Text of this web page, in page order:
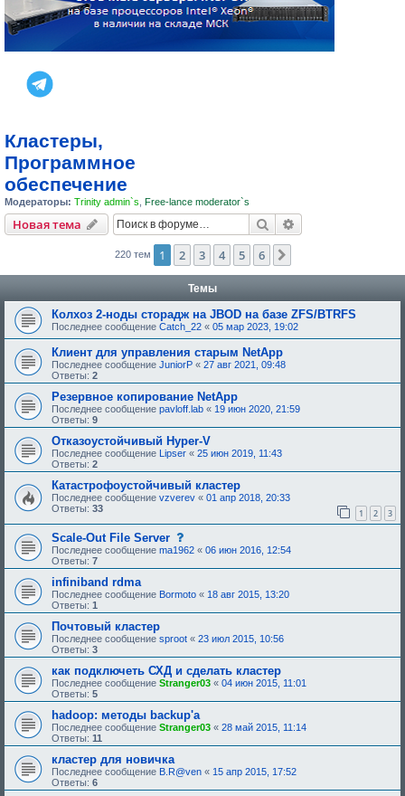
Кластеры,
Программное
обеспечение
Модераторы: Trinity admin`s Free-lance moderator`s
Новая тема Поиск
220 тем 1 2 3 4 5 6
Темы
Колхоз 2-ноды сторадж на JBOD на базе ZFS/BTRFS
Последнее сообщение Catch_22 « 05 мар 2023, 19:02
Клиент для управления старым NetApp
Последнее сообщение JuniorP « 27 авг 2021, 09:48
Ответы: 2
Резервное копирование NetApp
Последнее сообщение pavloff.lab « 19 июн 2020, 21:59
Ответы: 9
Отказоустойчивый Hyper-V
Последнее сообщение Lipser « 25 июн 2019, 11:43
Ответы: 2
Катастрофоустойчивый кластер
Последнее сообщение vzverev « 01 апр 2018, 20:33
Ответы: 33 1 2 3
Scale-Out File Server
о
о
б
е
н
и
т
р
б
у
щ
е
е
б
Последнее сообщение ma1962 « 06 июн 2016, 12:54
Ответы: 7
infiniband rdma
Последнее сообщение Bormoto « 18 авг 2015, 13:20
Ответы: 1
Почтовый кластер
Последнее сообщение sproot « 23 июл 2015, 10:56
Ответы: 3
как подключеть СХД и сделать кластер
Последнее сообщение Stranger03 « 04 июн 2015, 11:01
Ответы: 5
hadoop: методы backup'a
Последнее сообщение Stranger03 « 28 май 2015, 11:14
Ответы: 11
кластер для новичка
Последнее сообщение B.R@ven « 15 апр 2015, 17:52
Ответы: 6